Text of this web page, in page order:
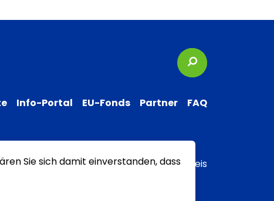
Suchbegriffe
Info-Portal EU-Fonds Partner FAQ
zur Barrierefreiheit Transparenzhinweis
Sie sich damit einverstanden, dass